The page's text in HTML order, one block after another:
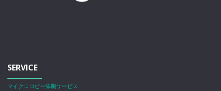
SERVICE
マイクロコピー添削サービス